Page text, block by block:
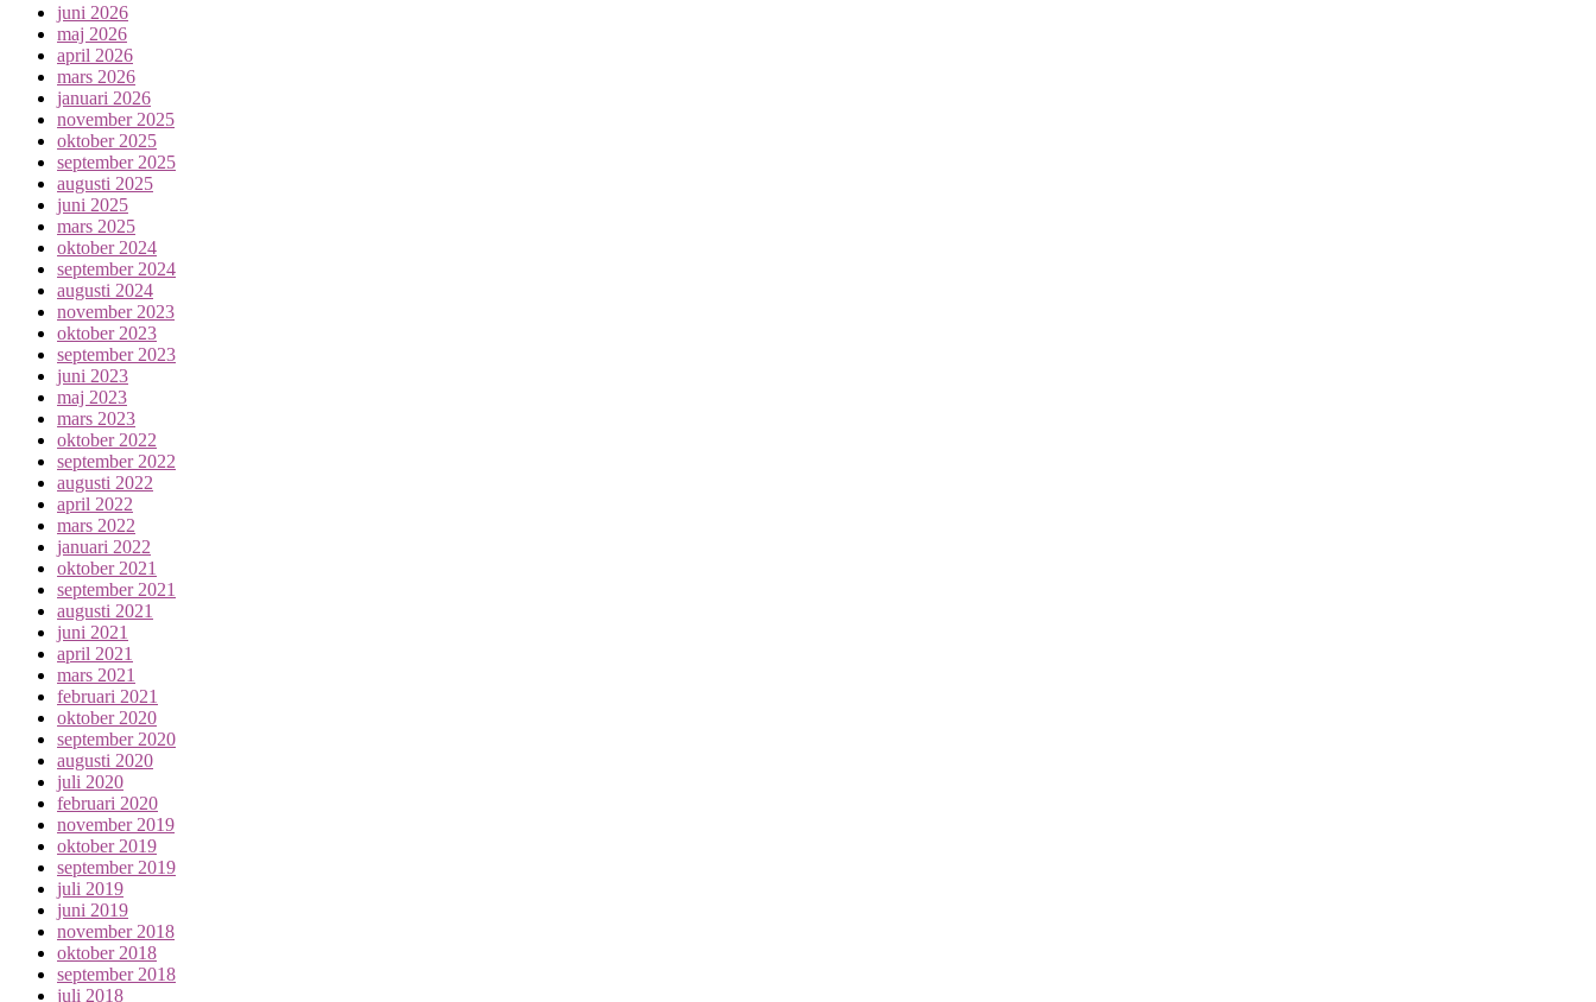
juni 2026
maj 2026
april 2026
mars 2026
januari 2026
november 2025
oktober 2025
september 2025
augusti 2025
juni 2025
mars 2025
oktober 2024
september 2024
augusti 2024
november 2023
oktober 2023
september 2023
juni 2023
maj 2023
mars 2023
oktober 2022
september 2022
augusti 2022
april 2022
mars 2022
januari 2022
oktober 2021
september 2021
augusti 2021
juni 2021
april 2021
mars 2021
februari 2021
oktober 2020
september 2020
augusti 2020
juli 2020
februari 2020
november 2019
oktober 2019
september 2019
juli 2019
juni 2019
november 2018
oktober 2018
september 2018
juli 2018